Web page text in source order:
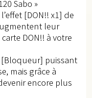
Sabo »
[DON!! x1] de
leur
DON!! à votre
[Bloqueur] puissant
mais grâce à
encore plus